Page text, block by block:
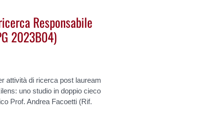
Responsabile
2023B04)
attività di ricerca post lauream
uno studio in doppio cieco
Prof. Andrea Facoetti (Rif.